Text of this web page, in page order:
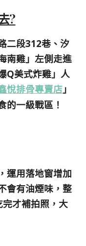
?
二段312巷、汐
南雞」左側走進
Q美式炸雞」人
悅排骨專賣店 」
的一級戰區！
運用落地窗增加
會有油煙味，整
才補拍照，大